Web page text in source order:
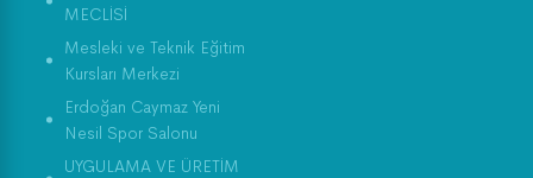
MECLİSİ
Mesleki ve Teknik Eğitim
Kursları Merkezi
Erdoğan Caymaz Yeni
Nesil Spor Salonu
UYGULAMA VE ÜRETİM